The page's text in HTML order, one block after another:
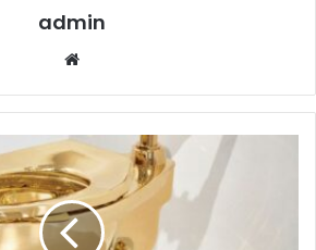
admin